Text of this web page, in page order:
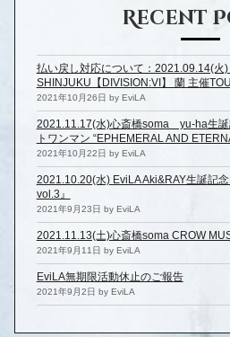
Recent
払い戻し対応について：2021.09.14(
SHINJUKU【DIVISION:VI】 蘭 主催
2021年10月26日 by EviLA
2021.11.17(水)心斎橋soma yu-ha生誕
トワンマン “EPHEMERAL AND
2021年10月22日 by EviLA
2021.10.20(水) EviLA Aki&RAY生誕記
vol.3』
2021年9月23日 by EviLA
2021.11.13(土)心斎橋soma CROW
2021年9月11日 by EviLA
EviLA無期限活動休止のご報告
2021年9月2日 by EviLA